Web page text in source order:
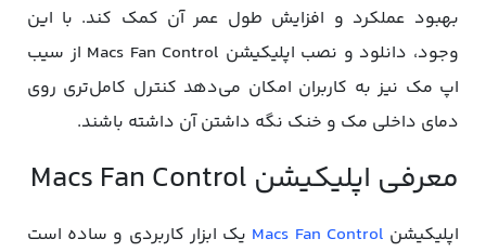
بهبود عملکرد و افزایش طول عمر آن کمک کند. با این
وجود، دانلود و نصب اپلیکیشن Macs Fan Control از سیب
اپ مک نیز به کاربران امکان می‌دهد کنترل کامل‌تری روی
دمای داخلی مک و خنک نگه داشتن آن داشته باشند.
معرفی اپلیکیشن Macs Fan Control
اپلیکیشن Macs Fan Control یک ابزار کاربردی و ساده است